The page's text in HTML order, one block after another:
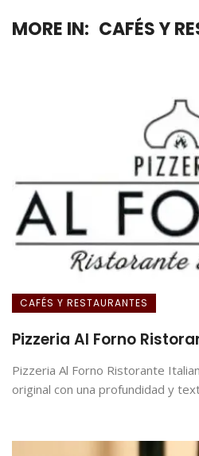
MORE IN: CAFÉS Y
CAFÉS Y RESTAURANTES
Pizzeria Al Forno
Pizzeria Al Forno Ristorante
original con una profundidad y